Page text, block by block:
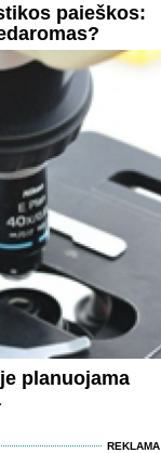
paieškos:
planuojama
REKLAMA